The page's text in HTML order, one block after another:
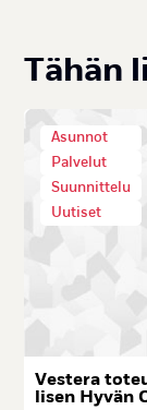
Tä­hän
Asunnot
Palvelut
Suunnittelu
Uutiset
Ves­te­ra
li­sen Hy­vän